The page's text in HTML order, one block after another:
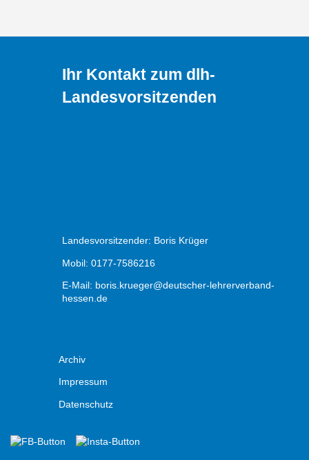
Ihr Kontakt zum dlh-
Landesvorsitzenden
Landesvorsitzender: Boris Krüger
Mobil: 0177-7586216
E-Mail: boris.krueger@deutscher-lehrerverband-
hessen.de
Archiv
Impressum
Datenschutz